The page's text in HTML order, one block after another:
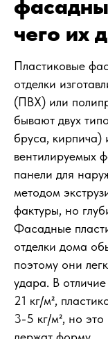
чего их
Пластиковые
отделки
(ПВХ) или
бывают двух
бруса,
вентилируемых
панели для
методом
фактуры, но
Фасадные
отделки дома
поэтому они
удара. В
21 кг/м²,
3-5 кг/м², но